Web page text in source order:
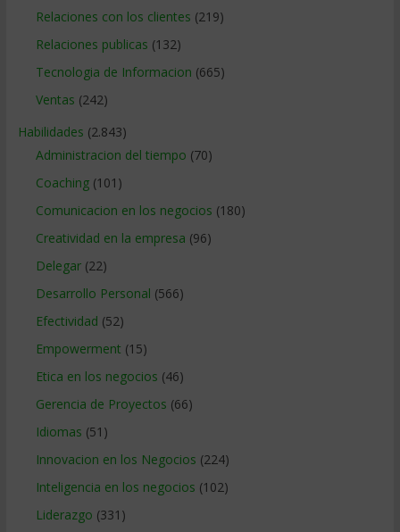
Relaciones con los clientes (219)
Relaciones publicas (132)
Tecnologia de Informacion (665)
Ventas (242)
Habilidades (2.843)
Administracion del tiempo (70)
Coaching(101)
Comunicacion en los negocios (180)
Creatividad en la empresa (96)
Delegar(22)
Desarrollo Personal (566)
Efectividad (52)
Empowerment (15)
Etica en los negocios (46)
Gerencia de Proyectos (66)
Idiomas (51)
Innovacion en los Negocios (224)
Inteligencia en los negocios (102)
Liderazgo (331)